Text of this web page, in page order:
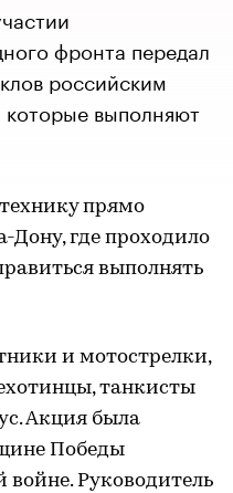
фронта передал
российским
выполняют
прямо
Дону, где проходило
выполнять
и мотострелки,
танкисты
Акция была
Победы
войне. Руководитель